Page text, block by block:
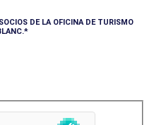
DE LA OFICINA DE TURISMO